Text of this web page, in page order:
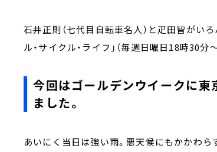
石井正則（七代目自転車名人）と疋田智がい
ル・サイクル・ライフ」（毎週日曜日18時30
今回はゴールデンウイークに東
ました。
あいにく当日は強い雨。悪天候にもかかわら